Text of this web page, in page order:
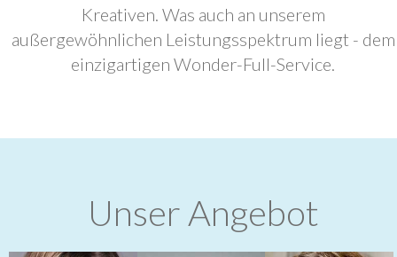
Kreativen. Was auch an unserem
außergewöhnlichen Leistungsspektrum liegt - dem
einzigartigen Wonder-Full-Service.
Unser Angebot